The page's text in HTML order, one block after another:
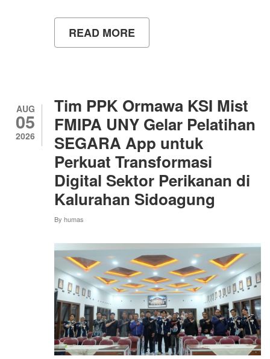
READ MORE
ATASI
UGM,
DAN
MGMP
SOSIOLOGI
KOTA
YOGYAKARTA
GELAR
PENDAMPINGAN
KOLABORATIF
BAGI
AUG
05
2026
Tim PPK Ormawa KSI Mist
FMIPA UNY Gelar Pelatihan
SEGARA App untuk
Perkuat Transformasi
Digital Sektor Perikanan di
Kalurahan Sidoagung
By humas